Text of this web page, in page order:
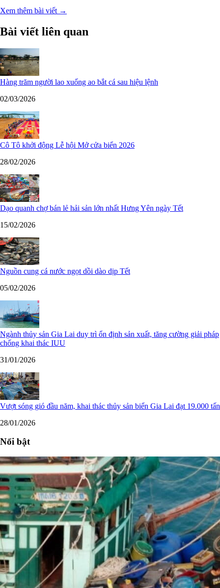
Xem thêm bài viết →
Bài viết liên quan
Hàng trăm người lao xuống ao bắt cá sau hiệu lệnh
02/03/2026
Cô Tô khởi động Lễ hội Mở cửa biển 2026
28/02/2026
Dạo quanh chợ bán lẻ hải sản lớn nhất Hưng Yên ngày Tết
15/02/2026
Nguồn cung cá nước ngọt dồi dào dịp Tết
05/02/2026
Ngành thủy sản Gia Lai duy trì ổn định sản xuất, tăng cường giải pháp
chống khai thác IUU
31/01/2026
Vượt sóng gió đầu năm, khai thác thủy sản biển Gia Lai đạt 19.000 tấn
28/01/2026
Nổi bật